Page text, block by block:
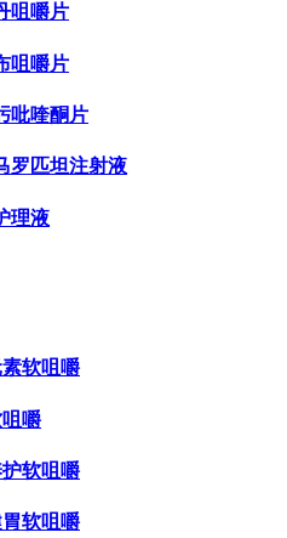
咀嚼片
咀嚼片
吡喹酮片
罗匹坦注射液
理液
软咀嚼
嚼
软咀嚼
软咀嚼